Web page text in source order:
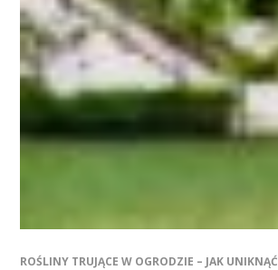
ROŚLINY TRUJĄCE W OGRODZIE – JAK UNIKNĄĆ